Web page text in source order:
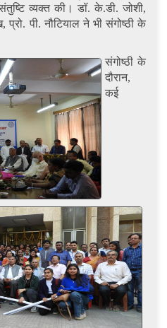
व्यक्त की। डॉ. के.डी. जोशी,
पी. नौटियाल ने भी संगोष्ठी के
संगोष्ठी के
दौरान,
कई